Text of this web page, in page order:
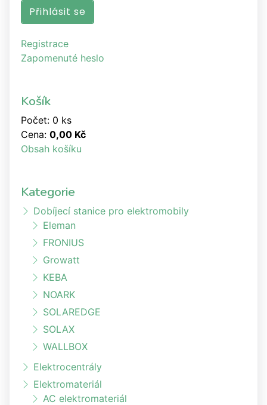
Registrace
Zapomenuté heslo
Košík
Počet: 0 ks
Cena: 0,00 Kč
Obsah košíku
Kategorie
Dobíjecí stanice pro elektromobily
Eleman
FRONIUS
Growatt
KEBA
NOARK
SOLAREDGE
SOLAX
WALLBOX
Elektrocentrály
Elektromateriál
AC elektromateriál